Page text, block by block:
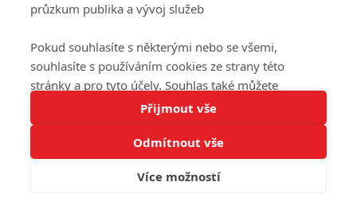
Tato stránka používá soubory cookies.
Rozumím
© 2016 – 2026 FandimeSerialum.cz / All rights reserved /
Koncal studio s.r.o., IČO: 03604071, Lýskova 2073/57, Stodůlky, 155
průzkum publika a vývoj služeb
Pokud souhlasíte s některými nebo se všemi,
souhlasíte s používáním cookies ze strany této
stránky a pro tyto účely. Souhlas také můžete
odmítnout, ale v takovém případě vám na stránce
nebudou k dispozici některé personalizované funkce.
Vaše volby souhlasu se budou vztahovat pouze na
tuto webovou stránku. Vaše nastavení a odvolání
souhlasu můžete kdykoli změnit na stránce s
Přijmout vše
Odmítnout vše
Více možností